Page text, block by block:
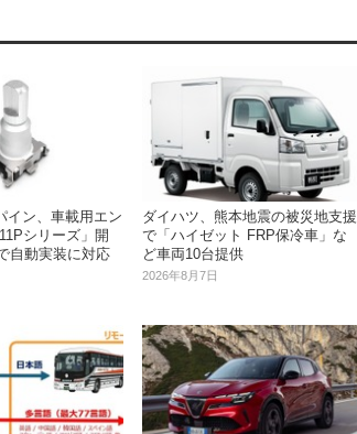
イン、車載用エン
シリーズ」開
自動実装に対応
ダイハツ、熊本地震の被災地支援
で「ハイゼット FRP保冷車」な
ど車両10台提供
2026年8月7日